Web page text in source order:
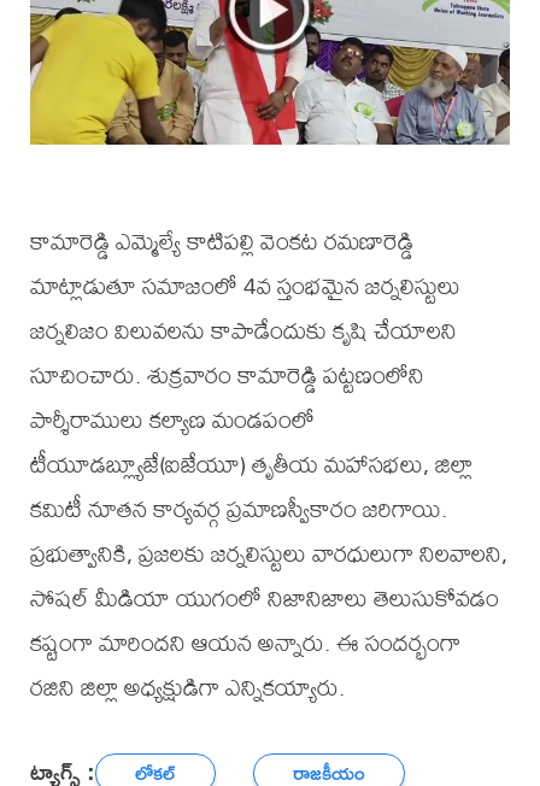
కామారెడ్డి ఎమ్మెల్యే కాటిపల్లి వెంకట రమణారెడ్డి
మాట్లాడుతూ సమాజంలో 4వ స్తంభమైన జర్నలిస్టులు
జర్నలిజం విలువలను కాపాడేందుకు కృషి చేయాలని
సూచించారు. శుక్రవారం కామారెడ్డి పట్టణంలోని
పార్శీరాములు కల్యాణ మండపంలో
టీయూడబ్ల్యూజే(ఐజేయూ) తృతీయ మహాసభలు, జిల్లా
కమిటీ నూతన కార్యవర్గ ప్రమాణస్వీకారం జరిగాయి.
ప్రభుత్వానికి, ప్రజలకు జర్నలిస్టులు వారధులుగా నిలవాలని,
సోషల్ మీడియా యుగంలో నిజానిజాలు తెలుసుకోవడం
కష్టంగా మారిందని ఆయన అన్నారు. ఈ సందర్భంగా
రజిని జిల్లా అధ్యక్షుడిగా ఎన్నికయ్యారు.
ట్యాగ్స్ : లోకల్ రాజకీయం